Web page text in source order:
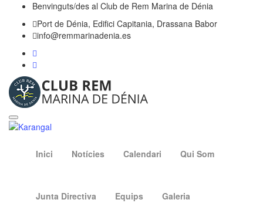
Benvinguts/des al Club de Rem Marina de Dénia
Port de Dénia, Edifici Capitania, Drassana Babor
info@remmarinadenia.es
Inici Notícies Calendari Qui Som
Junta Directiva Equips Galeria